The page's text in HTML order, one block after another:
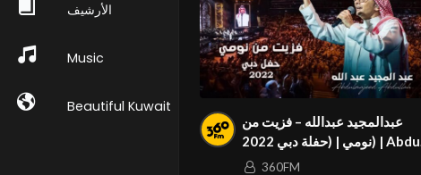
الأرشيف
Music
Beautiful Kuwait
عبدالمجيد عبدالله – فزيت من
نومي | (حفلة دبي 2022) | Abdul
Majeed Abdullah – Fazzet Mn
360FM